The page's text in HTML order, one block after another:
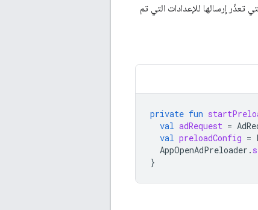
تعذّر إرسالها للإعدادات التي تم
private fun
val adRequest =
val preloadConfig =
AppOpenAdPreloader .
}